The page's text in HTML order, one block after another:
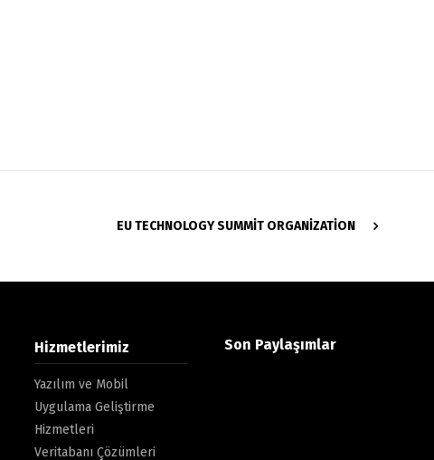
EU TECHNOLOGY SUMMIT ORGANIZATION
Hizmetlerimiz
Yazılım ve Mobil
Uygulama Geliştirme
Hizmetleri
Veritabanı Çözümleri
Son Paylaşımlar